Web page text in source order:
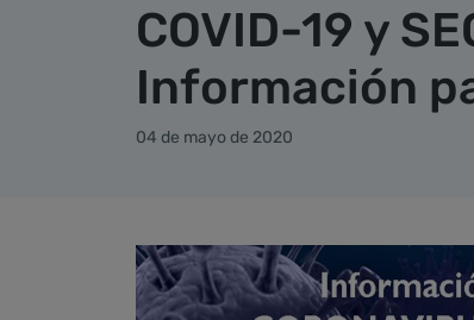
COVID-19 y
Información
04 de mayo de 2020